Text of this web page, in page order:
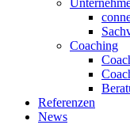
Coaching
Referenzen
News